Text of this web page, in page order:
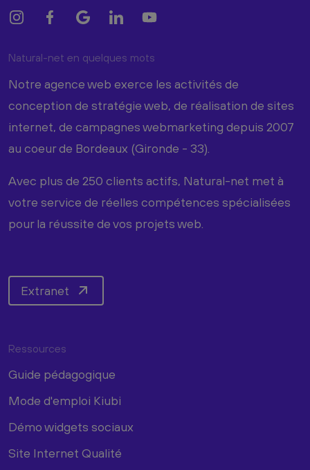
Natural-net en quelques mots
Notre agence web exerce les activités de
conception de stratégie web, de réalisation de sites
internet, de campagnes webmarketing depuis 2007
au coeur de Bordeaux (Gironde - 33).
Avec plus de 250 clients actifs, Natural-net met à
votre service de réelles compétences spécialisées
pour la réussite de vos projets web.
Extranet
Ressources
Guide pédagogique
Mode d'emploi Kiubi
Démo widgets sociaux
Site Internet Qualité